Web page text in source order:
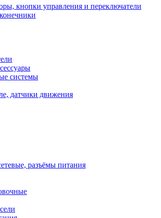
кнопки управления и переключатели
системы
датчики движения
разъёмы питания